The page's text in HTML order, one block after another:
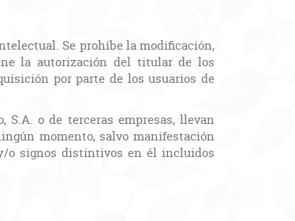
Se prohíbe la modificación,
la autorización del titular de los
por parte de los usuarios de
o de terceras empresas, llevan
momento, salvo manifestación
o signos distintivos en él incluidos